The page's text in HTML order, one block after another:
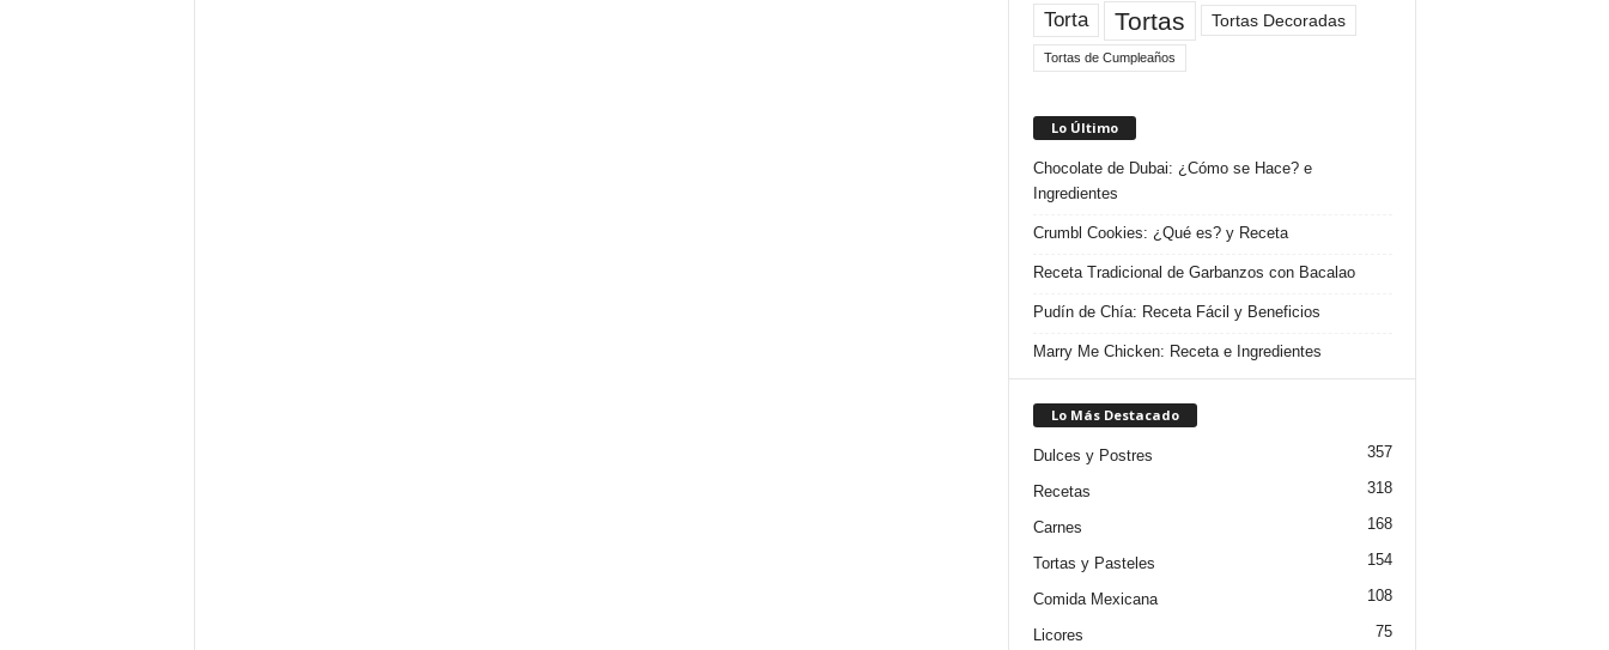
Torta Tortas Tortas Decoradas
Tortas de Cumpleaños
Lo Último
Chocolate de Dubai: ¿Cómo se Hace? e
Ingredientes
Crumbl Cookies: ¿Qué es? y Receta
Receta Tradicional de Garbanzos con Bacalao
Pudín de Chía: Receta Fácil y Beneficios
Marry Me Chicken: Receta e Ingredientes
Lo Más Destacado
Dulces y Postres 357
Recetas 318
Carnes 168
Tortas y Pasteles 154
Comida Mexicana 108
Licores 75